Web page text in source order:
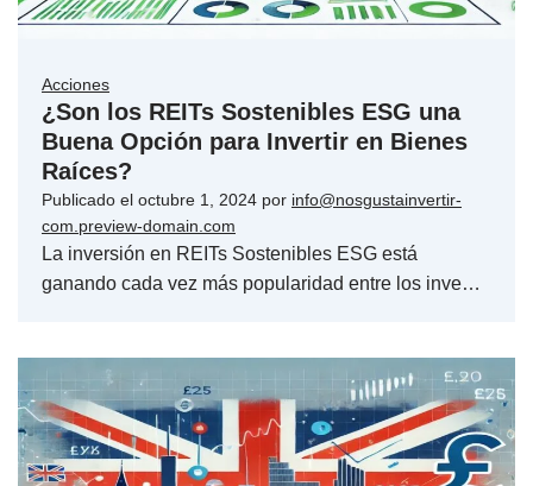
Acciones
¿Son los REITs Sostenibles ESG una
Buena Opción para Invertir en Bienes
Raíces?
Publicado el octubre 1, 2024 por info@nosgustainvertir-
com.preview-domain.com
La inversión en REITs Sostenibles ESG está
ganando cada vez más popularidad entre los inve…